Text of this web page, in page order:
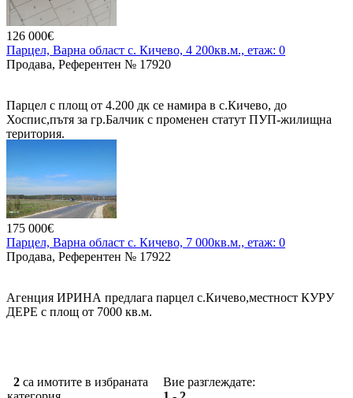
126 000€
Парцел, Варна област с. Кичево, 4 200кв.м., етаж: 0
Продава, Референтен № 17920
Парцел с площ от 4.200 дк се намира в с.Кичево, до
Хоспис,пътя за гр.Балчик с променен статут ПУП-жилищна
територия.
175 000€
Парцел, Варна област с. Кичево, 7 000кв.м., етаж: 0
Продава, Референтен № 17922
Агенция ИРИНА предлага парцел с.Кичево,местност КУРУ
ДЕРЕ с площ от 7000 кв.м.
Кичево -Куманово. Ток и вода наблизо.
2 са имотите в избраната
Вие разглеждате: